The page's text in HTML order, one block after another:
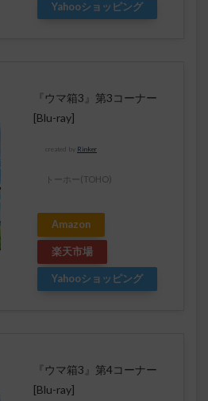
Yahooショッピング
『ウマ箱3』第3コーナー
[Blu-ray]
created by Rinker
トーホー(TOHO)
Amazon
楽天市場
Yahooショッピング
『ウマ箱3』第4コーナー
[Blu-ray]